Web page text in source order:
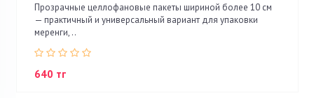
Прозрачные целлофановые пакеты шириной более 10 см
— практичный и универсальный вариант для упаковки
меренги, ..
640 тг